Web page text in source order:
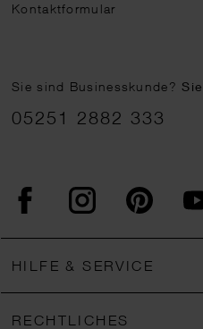
Kontaktformular
Sie sind Businesskunde?
05251 2882 333
FacebookInstagram
HILFE & SERVICE
RECHTLICHES